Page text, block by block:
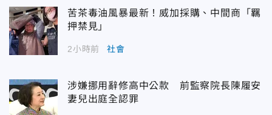
苦茶毒油風暴最新！威加採購、中間商「羈
押禁見」
2小時前 社會
涉嫌挪用辭修高中公款 前監察院長陳履安
妻兒出庭全認罪